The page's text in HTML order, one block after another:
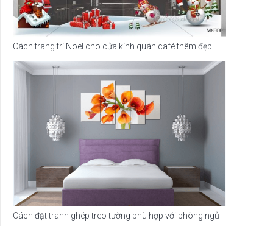
Cách trang trí Noel cho cửa kính quán café thêm đẹp
Cách đặt tranh ghép treo tường phù hợp với phòng ngủ